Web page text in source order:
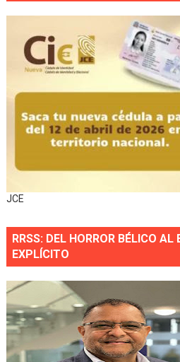
JCE
RRSS: DEL HORROR BÉLICO AL
EXPLÍCITO